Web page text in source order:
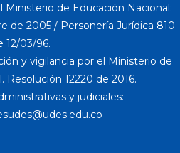
Ministerio de Educación Nacional:
de 2005 / Personería Jurídica 810
12/03/96.
y vigilancia por el Ministerio de
Resolución 12220 de 2016.
y judiciales: